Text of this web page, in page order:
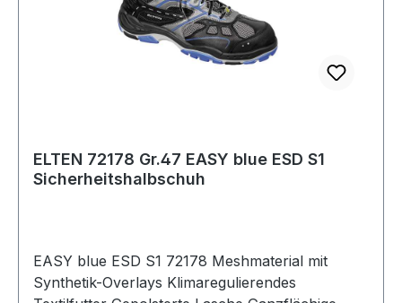
ELTEN 72178 Gr.47 EASY blue ESD S1
Sicherheitshalbschuh
EASY blue ESD S1 72178 Meshmaterial mit
Synthetik-Overlays Klimaregulierendes